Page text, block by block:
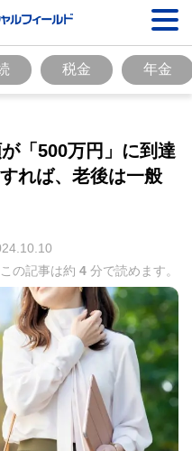
税金 年金
「500万円」に到達
れば、老後は一般
この記事は約 4 分で読めます。